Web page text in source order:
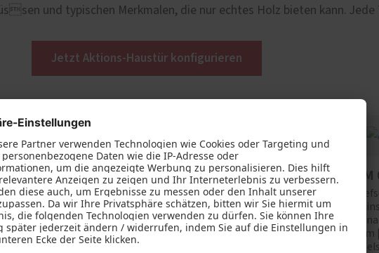
und typischen Merkmalen, die nur echtes Holz bieten kann. Jede
Jetzt Aktions-Haustür konfigurieren
RAL 9005, matt
| Oberfläche Altaussee |
Black Line Paket
AM 04300
Tiefschwarz RAL 9005, matt
Feinstruktur | Oberfläche Attersee |
Ornamentglas Satinato | 3 LA 257 x 257
mm | Zusatzausstattung: Black Line